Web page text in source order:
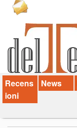
Video
Chi siamo
Contatti
dT in English
Recens
ioni
News